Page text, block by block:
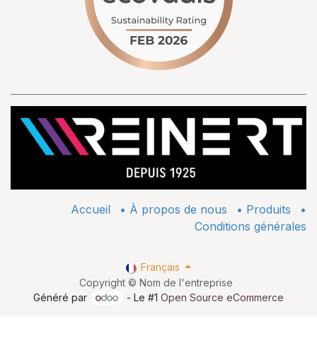
Accueil • À propos de nous • ​Produits
•
Conditions générales
Copyright © Nom de l'entreprise
Français
Généré par - Le #1Open Source eCommerce